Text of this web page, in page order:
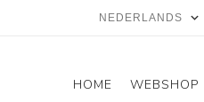
HOME WEBSHOP